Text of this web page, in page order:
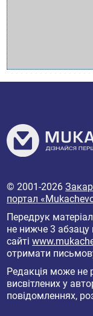
© 2001-2026
портал
Передрук
не нижче 3 абзацу
сайті
отримати
Редакція може не
висвітлених у
повідомленнях,